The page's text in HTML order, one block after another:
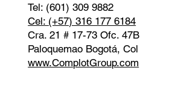
Tel: (601) 309 9882
Cel: (+57) 316 177 6184
Cra. 21 # 17-73 Ofc. 47B
Paloquemao Bogotá, Col
www.ComplotGroup.com